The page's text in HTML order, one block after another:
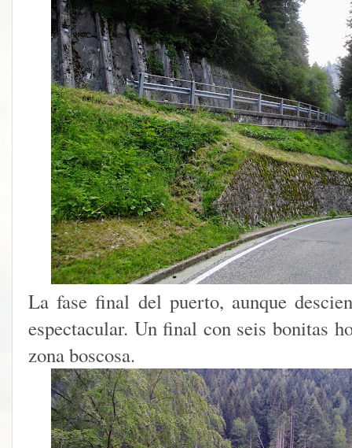
La fase final del puerto, aunque
espectacular. Un final con seis bonitas
zona boscosa.